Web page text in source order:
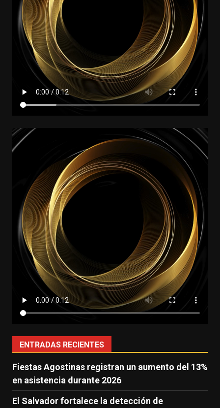
ENTRADAS RECIENTES
Fiestas Agostinas registran un aumento del 13%
en asistencia durante 2026
El Salvador fortalece la detección de